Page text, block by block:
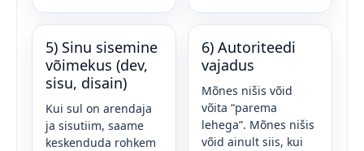
5) Sinu sisemine
võimekus (dev,
sisu, disain)
Kui sul on arendaja
ja sisutiim, saame
keskenduda rohkem
6) Autoriteedi
vajadus
Mõnes nišis võid
võita “parema
lehega”. Mõnes nišis
võid ainult siis, kui